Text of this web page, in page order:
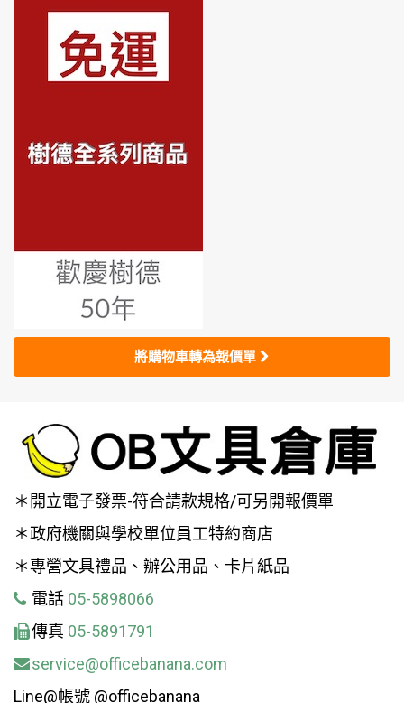
將購物車轉為報價單
＊開立電子發票-符合請款規格/可另開報價單
＊政府機關與學校單位員工特約商店
＊專營文具禮品、辦公用品、卡片紙品
電話 05-5898066
傳真 05-5891791
service@officebanana.com
Line@帳號 @officebanana